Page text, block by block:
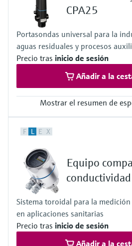
CPA25
Portasondas universal para la
aguas residuales y procesos
Precio tras inicio de sesión
Añadir a la
Mostrar el resumen de
0 to 80°C
Presión de proceso
max. 6 bar at 20°C
(87 psi at 68°F)
F L E X
Equipo
Sistema toroidal para la
en aplicaciones sanitarias
Precio tras inicio de sesión
Añadir a la